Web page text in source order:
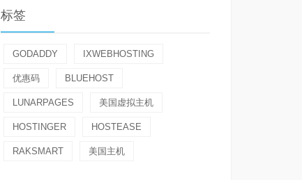
标签
GODADDY IXWEBHOSTING
优惠码 BLUEHOST
LUNARPAGES 美国虚拟主机
HOSTINGER HOSTEASE
RAKSMART 美国主机